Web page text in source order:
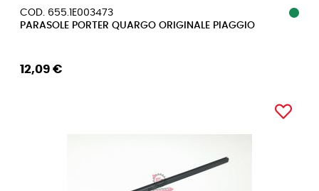
COD. 655.1E003473
PARASOLE PORTER QUARGO ORIGINALE PIAGGIO
12,09 €